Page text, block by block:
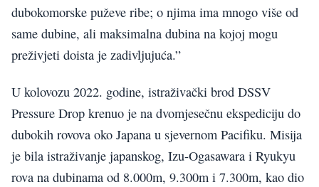
dubokomorske puževe ribe; o njima ima mnogo više od
same dubine, ali maksimalna dubina na kojoj mogu
preživjeti doista je zadivljujuća.”
U kolovozu 2022. godine, istraživački brod DSSV
Pressure Drop krenuo je na dvomjesečnu ekspediciju do
dubokih rovova oko Japana u sjevernom Pacifiku. Misija
je bila istraživanje japanskog, Izu-Ogasawara i Ryukyu
rova na dubinama od 8.000m, 9.300m i 7.300m, kao dio